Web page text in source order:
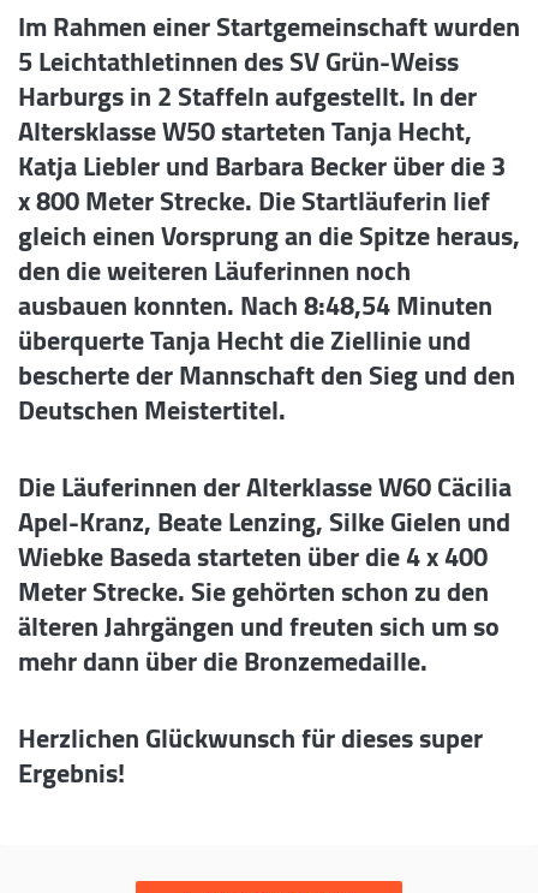
Im Rahmen einer Startgemeinschaft wurden
5 Leichtathletinnen des SV Grün-Weiss
Harburgs in 2 Staffeln aufgestellt. In der
Altersklasse W50 starteten Tanja Hecht,
Katja Liebler und Barbara Becker über die 3
x 800 Meter Strecke. Die Startläuferin lief
gleich einen Vorsprung an die Spitze heraus,
den die weiteren Läuferinnen noch
ausbauen konnten. Nach 8:48,54 Minuten
überquerte Tanja Hecht die Ziellinie und
bescherte der Mannschaft den Sieg und den
Deutschen Meistertitel.
Die Läuferinnen der Alterklasse W60 Cäcilia
Apel-Kranz, Beate Lenzing, Silke Gielen und
Wiebke Baseda starteten über die 4 x 400
Meter Strecke. Sie gehörten schon zu den
älteren Jahrgängen und freuten sich um so
mehr dann über die Bronzemedaille.
Herzlichen Glückwunsch für dieses super
Ergebnis!